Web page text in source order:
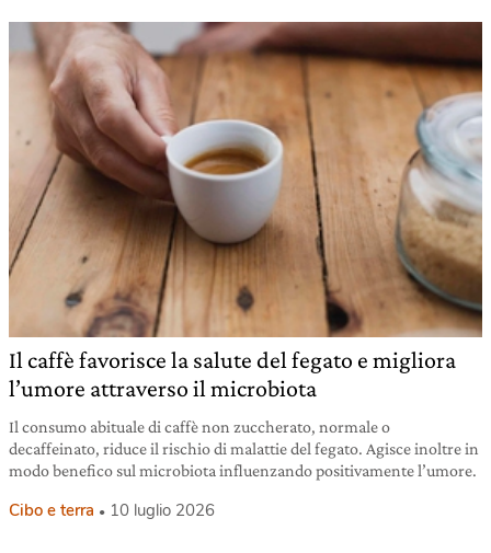
Il caffè favorisce la salute del fegato e migliora
l’umore attraverso il microbiota
Il consumo abituale di caffè non zuccherato, normale o
decaffeinato, riduce il rischio di malattie del fegato. Agisce inoltre in
modo benefico sul microbiota influenzando positivamente l’umore.
Cibo e terra 10 luglio 2026